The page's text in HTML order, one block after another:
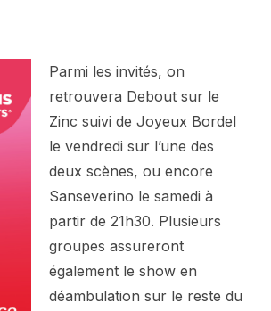
Parmi les invités, on
retrouvera Debout sur le
Zinc suivi de Joyeux Bordel
le vendredi sur l’une des
deux scènes, ou encore
Sanseverino le samedi à
partir de 21h30. Plusieurs
groupes assureront
également le show en
déambulation sur le reste du